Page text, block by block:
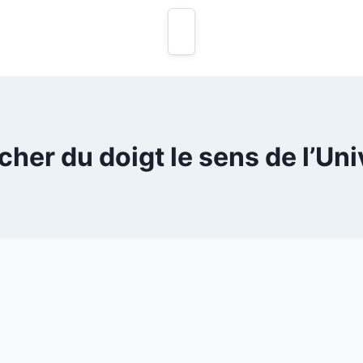
du doigt le sens de